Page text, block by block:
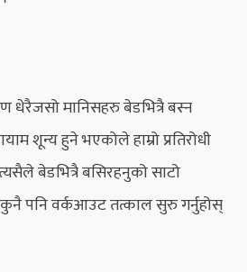
धेरैजसो मानिसहरु बेडभित्रै बस्न
शून्य हुने भएकोले हाम्रो प्रतिरोधी
बेडभित्रै बसिरहनुको साटो
कुनै पनि वर्कआउट तत्काल सुरु गर्नुहोस्